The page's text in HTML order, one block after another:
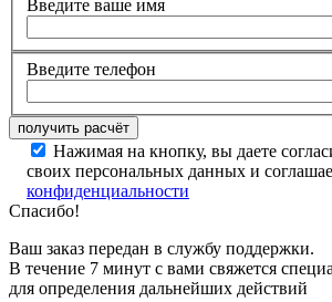
Введите ваше имя
Введите телефон
Нажимая на кнопку, вы даете
своих персональных данных и
конфиденциальности
Спасибо!
Ваш заказ передан в службу поддержки.
В течение 7 минут с вами свяжется
для определения дальнейших действий